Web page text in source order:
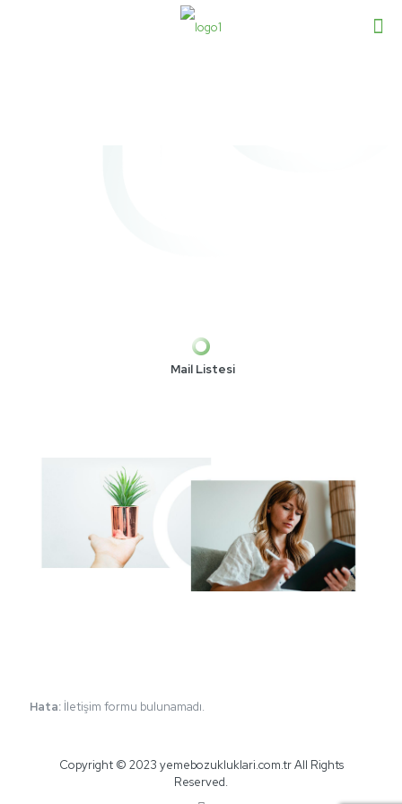
Mail Listesi
Hata: İletişim formu bulunamadı.
Copyright © 2023 yemebozukluklari.com.tr All Rights
Reserved.